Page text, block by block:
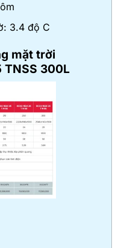
3.4 độ C
mặt trời
TNSS 300L